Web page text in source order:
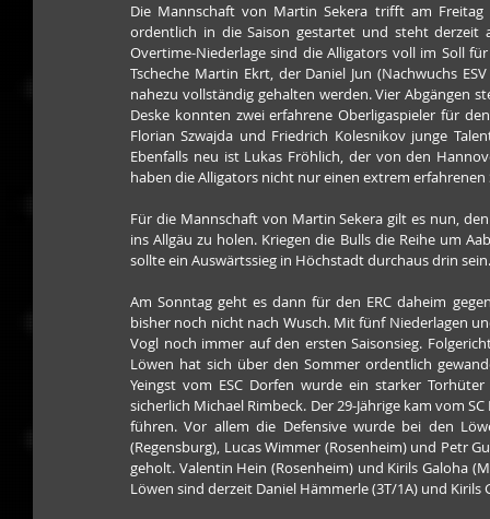
Die Mannschaft von Martin Sekera trifft am
ordentlich in die Saison gestartet und steht derzeit
Overtime-Niederlage sind die Alligators voll im Soll
Tscheche Martin Ekrt, der Daniel Jun (Nachwuchs
nahezu vollständig gehalten werden. Vier Abgängen
Deske konnten zwei erfahrene Oberligaspieler für
Florian Szwajda und Friedrich Kolesnikov junge
Ebenfalls neu ist Lukas Fröhlich, der von den
haben die Alligators nicht nur einen extrem
Für die Mannschaft von Martin Sekera gilt es nun,
ins Allgäu zu holen. Kriegen die Bulls die Reihe um
sollte ein Auswärtssieg in Höchstadt durchaus drin sein.
Am Sonntag geht es dann für den ERC daheim
bisher noch nicht nach Wusch. Mit fünf Niederlagen
Vogl noch immer auf den ersten Saisonsieg.
Löwen hat sich über den Sommer ordentlich
Yeingst vom ESC Dorfen wurde ein starker
sicherlich Michael Rimbeck. Der 29-Jährige kam vom
führen. Vor allem die Defensive wurde bei den
(Regensburg), Lucas Wimmer (Rosenheim) und Petr
geholt. Valentin Hein (Rosenheim) und Kirils Galoha
Löwen sind derzeit Daniel Hämmerle (3T/1A) und Kirils